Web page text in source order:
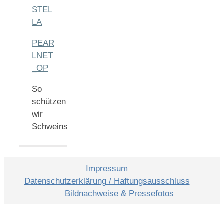
STEL
LA
PEAR
LNET
_OP
So
schützen
wir
Schweinswale
Impressum
Datenschutzerklärung / Haftungsausschluss
Bildnachweise & Pressefotos